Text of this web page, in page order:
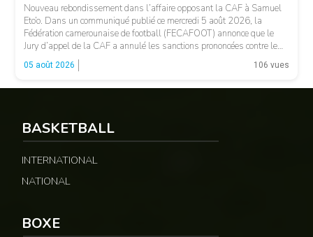
Nouveau rebondissement dans l’affaire opposant la CAF à Samuel
Eto’o. Dans un communiqué publié ce mercredi 5 août 2026, la
Fédération camerounaise de football (FECAFOOT) annonce que le
Jury d’appel de la CAF a annulé les sanctions prononcées contre le
président de la fédération camerounaise. Le dossier concernait les
incidents survenus lors du match Cameroun-Maroc […]
05 août 2026 106 vues
BASKETBALL
INTERNATIONAL
NATIONAL
BOXE